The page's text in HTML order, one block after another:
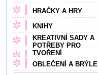
HRAČKY A HRY
KNIHY
KREATIVNÍ SADY A
POTŘEBY PRO
TVOŘENÍ
OBLEČENÍ A BRÝLE